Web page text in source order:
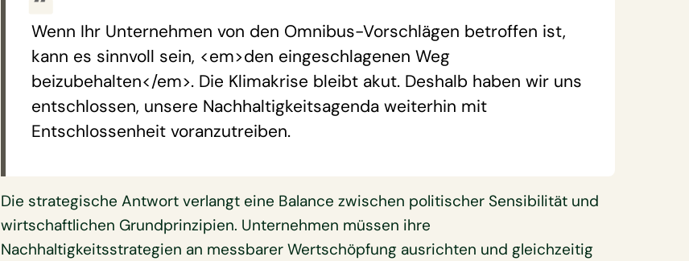
Wenn Ihr Unternehmen von den Omnibus-Vorschlägen betroffen ist,
kann es sinnvoll sein, <em>den eingeschlagenen Weg
beizubehalten</em>. Die Klimakrise bleibt akut. Deshalb haben wir uns
entschlossen, unsere Nachhaltigkeitsagenda weiterhin mit
Entschlossenheit voranzutreiben.
Die strategische Antwort verlangt eine Balance zwischen politischer Sensibilität und
wirtschaftlichen Grundprinzipien. Unternehmen müssen ihre
Nachhaltigkeitsstrategien an messbarer Wertschöpfung ausrichten und gleichzeitig